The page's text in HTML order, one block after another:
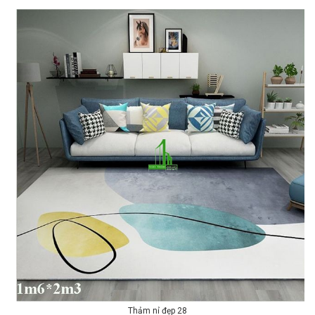
Thảm nỉ đẹp 28